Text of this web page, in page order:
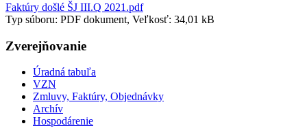
Faktúry došlé ŠJ III.Q 2021.pdf
Typ súboru: PDF dokument, Veľkosť: 34,01 kB
Zverejňovanie
Úradná tabuľa
VZN
Zmluvy, Faktúry, Objednávky
Archív
Hospodárenie